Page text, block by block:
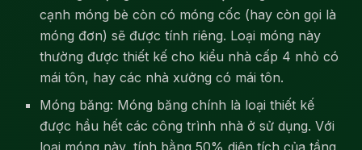
cạnh móng bè còn có móng cốc (hay còn gọi là
móng đơn) sẽ được tính riêng. Loại móng này
thường được thiết kế cho kiểu nhà cấp 4 nhỏ có
mái tôn, hay các nhà xưởng có mái tôn.
Móng băng: Móng băng chính là loại thiết kế
được hầu hết các công trình nhà ở sử dụng. Với
loại móng này, tính bằng 50% diện tích của tầng